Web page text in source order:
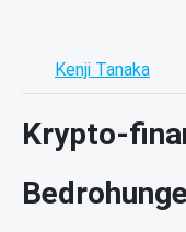
Kenji Tanaka
Krypto-